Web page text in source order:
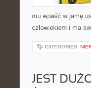
mu wpaść w jamę
człowiekiem i ma
CATEGORIES:
JEST